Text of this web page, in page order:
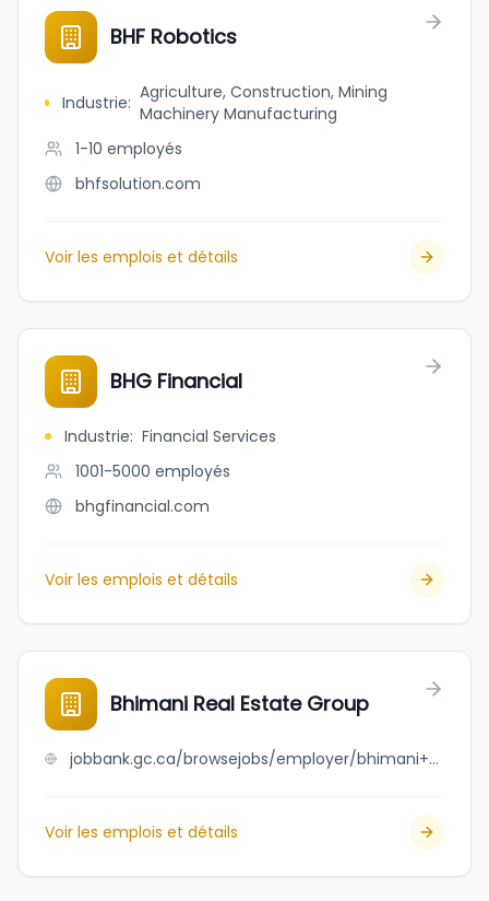
BHF Robotics
Industrie: Agriculture, Construction, Mining
Machinery Manufacturing
1-10 employés
bhfsolution.com
Voir les emplois et détails
BHG Financial
Industrie: Financial Services
1001-5000 employés
bhgfinancial.com
Voir les emplois et détails
Bhimani Real Estate Group
jobbank.gc.ca/browsejobs/employer/bhimani+real+estate+group/ca
Voir les emplois et détails